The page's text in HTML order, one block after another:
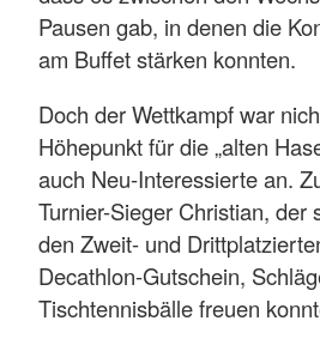
Pausen gab, in denen die
am Buffet stärken konnten.
Doch der Wettkampf war
Höhepunkt für die „alten
auch Neu-Interessierte an.
Turnier-Sieger Christian, der
den Zweit- und
Decathlon-Gutschein,
Tischtennisbälle freuen